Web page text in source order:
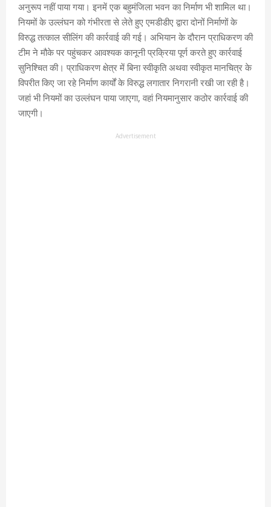
अनुरूप नहीं पाया गया। इनमें एक बहुमंजिला भवन का निर्माण भी शामिल था।
नियमों के उल्लंघन को गंभीरता से लेते हुए एमडीडीए द्वारा दोनों निर्माणों के
विरुद्ध तत्काल सीलिंग की कार्रवाई की गई। अभियान के दौरान प्राधिकरण की
टीम ने मौके पर पहुंचकर आवश्यक कानूनी प्रक्रिया पूर्ण करते हुए कार्रवाई
सुनिश्चित की। प्राधिकरण क्षेत्र में बिना स्वीकृति अथवा स्वीकृत मानचित्र के
विपरीत किए जा रहे निर्माण कार्यों के विरुद्ध लगातार निगरानी रखी जा रही है।
जहां भी नियमों का उल्लंघन पाया जाएगा, वहां नियमानुसार कठोर कार्रवाई की
जाएगी।
Advertisement